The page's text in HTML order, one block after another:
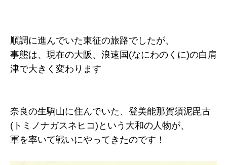
順調に進んでいた東征の旅路でしたが、
事態は、現在の大阪、浪速国(なにわのくに)の白肩
津で大きく変わります
奈良の生駒山に住んでいた、登美能那賀須泥毘古
(トミノナガスネヒコ)という大和の人物が、
軍を率いて戦いにやってきたのです！